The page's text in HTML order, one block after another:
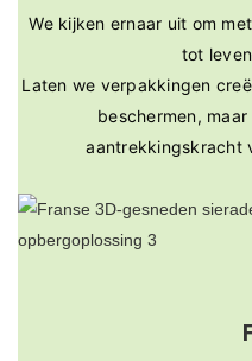
We kijken ernaar uit om
tot
Laten we verpakkingen
beschermen,
aantrekkingskracht